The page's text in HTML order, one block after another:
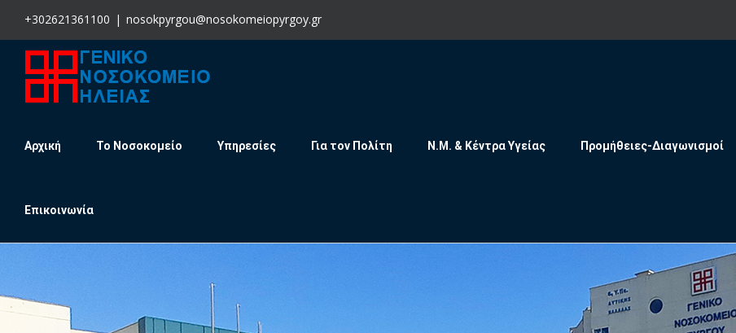
content
+302621361100 | nosokpyrgou@nosokomeiopyrgoy.gr
Αρχική Το Νοσοκομείο Υπηρεσίες Για τον Πολίτη Ν.Μ. & Κέντρα Υγείας Προμήθειες-Διαγωνισμοί
Επικοινωνία